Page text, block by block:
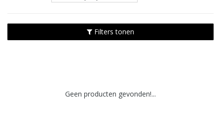
Filters tonen
Geen producten gevonden!...